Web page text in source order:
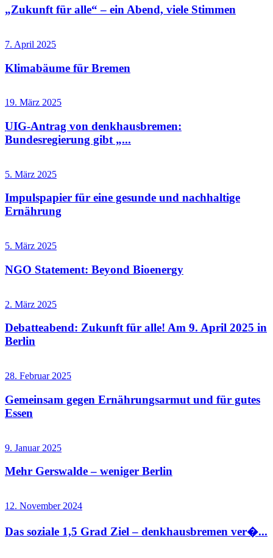
„Zukunft für alle“ – ein Abend, viele Stimmen
7. April 2025
Klimabäume für Bremen
19. März 2025
UIG-Antrag von denkhausbremen:
Bundesregierung gibt „...
5. März 2025
Impulspapier für eine gesunde und nachhaltige
Ernährung
5. März 2025
NGO Statement: Beyond Bioenergy
2. März 2025
Debatteabend: Zukunft für alle! Am 9. April 2025 in
Berlin
28. Februar 2025
Gemeinsam gegen Ernährungsarmut und für gutes
Essen
9. Januar 2025
Mehr Gerswalde – weniger Berlin
12. November 2024
Das soziale 1,5 Grad Ziel – denkhausbremen ver�...